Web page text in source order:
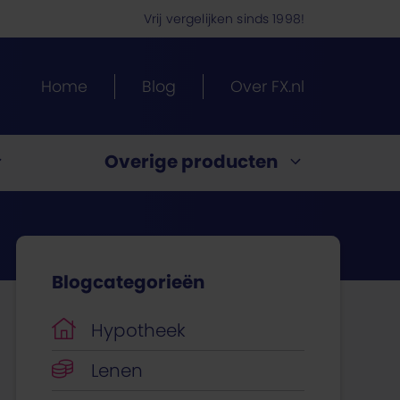
Vrij vergelijken sinds 1998!
Home Blog Over FX.nl
Overige producten
Blogcategorieën
Hypotheek
Lenen